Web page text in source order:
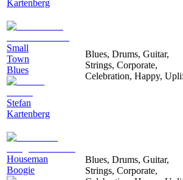
Kartenberg
Small
Town
Blues
Stefan
Kartenberg
Blues, Drums, Guitar,
Strings, Corporate,
Celebration, Happy,
Houseman
Boogie
Blues, Drums, Guitar,
Strings, Corporate,